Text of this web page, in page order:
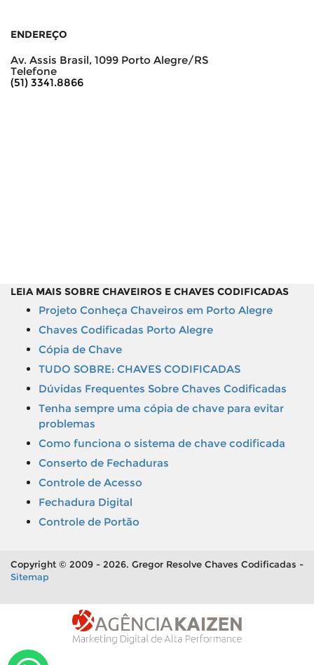
ENDEREÇO
Av. Assis Brasil, 1099 Porto Alegre/RS
Telefone
(51) 3341.8866
LEIA MAIS SOBRE CHAVEIROS E CHAVES CODIFICADAS
Projeto Conheça Chaveiros em Porto Alegre
Chaves Codificadas Porto Alegre
Cópia de Chave
TUDO SOBRE: CHAVES CODIFICADAS
Dúvidas Frequentes Sobre Chaves Codificadas
Tenha sempre uma cópia de chave para evitar
problemas
Como funciona o sistema de chave codificada
Conserto de Fechaduras
Controle de Acesso
Fechadura Digital
Controle de Portão
Copyright © 2009 - 2026. Gregor Resolve Chaves Codificadas -
Sitemap